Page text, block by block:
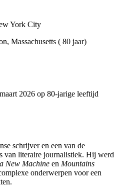
York City
Massachusetts ( 80 jaar)
2026 op 80-jarige leeftijd
schrijver en een van de
van literaire journalistiek. Hij werd
New Machine en Mountains
onderwerpen voor een